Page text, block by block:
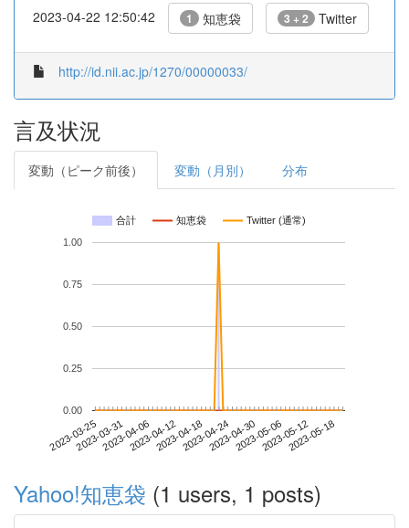
2023-04-22 12:50:42 1 知恵袋 3 + 2 Twitter
http://id.nii.ac.jp/1270/00000033/
言及状況
変動（ピーク前後） 変動（月別） 分布
合計 知恵袋 Twitter (通常)
2023-03-252023-03-312023-04-062023-04-122023-04-182023-04-242023-04-302023-05-062023-05-122023-05-18
0.00
0.25
0.50
0.75
1.00
Yahoo!知恵袋 (1 users, 1 posts)